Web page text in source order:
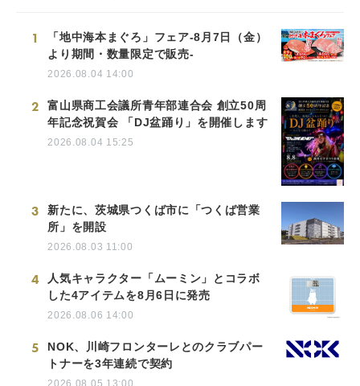
1
「地中海本まぐろ」フェア-8月7日（金）
より期間・数量限定で販売-
2026.08.04 14:00
2
富山県商工会議所青年部連合会 創立50周
年記念祝賀会 「DJ盆踊り」を開催します
2026.08.04 15:25
3
新たに、茨城県つくば市に「つくば営業
所」を開設
2026.08.03 11:00
4
人気キャラクター「ムーミン」とコラボ
した4アイテムを8月6日に発売
2026.08.06 14:00
5
NOK、川崎フロンターレとのクラブパー
トナーを3年連続で契約
2026.08.05 13:00